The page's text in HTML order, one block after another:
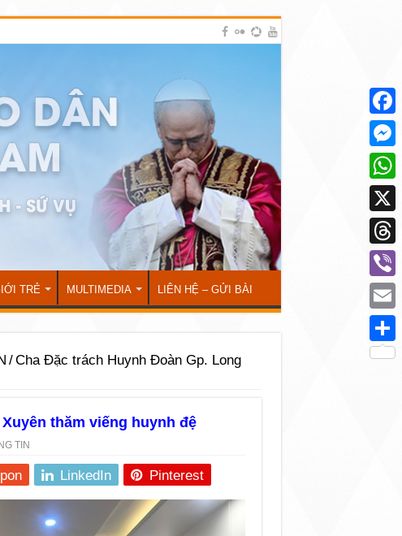
TRẺ MULTIMEDIA LIÊN HỆ – GỬI BÀI
/Cha Đặc trách Huynh Đoàn Gp. Long
thăm viếng huynh đệ
TIN
LinkedIn Pinterest
X
Viber